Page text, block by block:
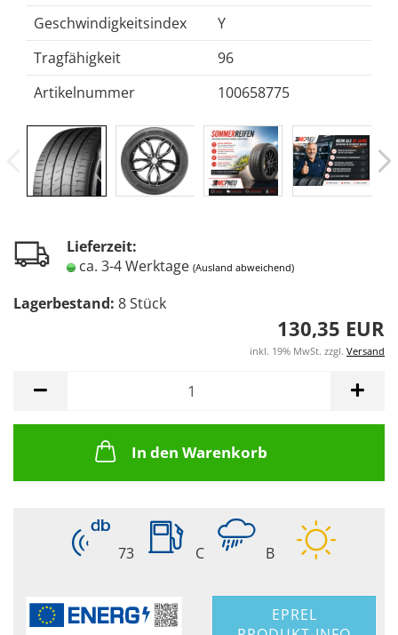
Geschwindigkeitsindex
Y
Tragfähigkeit
96
Artikelnummer
100658775
Lieferzeit:
ca. 3-4 Werktage (Ausland abweichend)
Lagerbestand: 8Stück
130,35 EUR
inkl. 19% MwSt. zzgl. Versand
In den Warenkorb
73 C B
EPREL